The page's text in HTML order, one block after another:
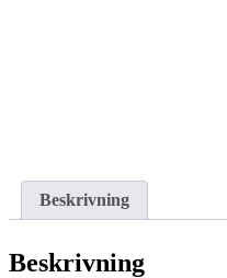
Beskrivning
Beskrivning